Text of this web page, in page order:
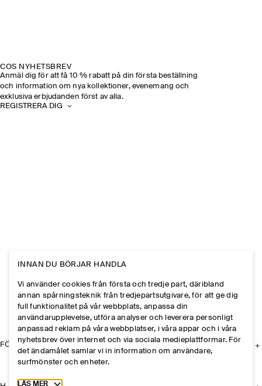
COS NYHETSBREV
Anmäl dig för att få 10 % rabatt på din första beställning
och information om nya kollektioner, evenemang och
exklusiva erbjudanden först av alla.
REGISTRERA DIG
FÖRETAGET
INNAN DU BÖRJAR HANDLA
Vi använder cookies från första och tredje part, däribland
annan spårningsteknik från tredjepartsutgivare, för att ge dig
full funktionalitet på vår webbplats, anpassa din
användarupplevelse, utföra analyser och leverera personligt
anpassad reklam på våra webbplatser, i våra appar och i våra
nyhetsbrev över internet och via sociala medieplattformar. För
det ändamålet samlar vi in information om användare,
surfmönster och enheter.
Toggle more cookie information
LÄS MER